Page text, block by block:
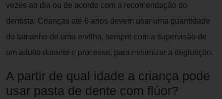
vezes ao dia ou de acordo com a recomendação do
dentista. Crianças até 6 anos devem usar uma quantidade
do tamanho de uma ervilha, sempre com a supervisão de
um adulto durante o processo, para minimizar a deglutição.
A partir de qual idade a criança pode
usar pasta de dente com flúor?